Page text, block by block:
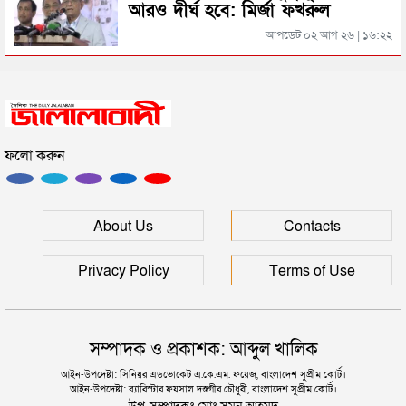
সিলেটের জোড়া ব্রিজের পাশ থেকে আটক ফরহাদ- বাদশা
প্রধানমন্ত্রী
সিলেটে আরও দুইজনের মৃত্যু, হাসপাতালে ৩ শতাধিক
আরও দীর্ঘ হবে: মির্জা ফখরুল
আপডেট ০২ আগ ২৬ | ১৬:২২
ফলো করুন
About Us Contacts
Privacy Policy Terms of Use
সম্পাদক ও প্রকাশক: আব্দুল খালিক
আইন-উপদেষ্টা: সিনিয়র এডভোকেট এ.কে.এম. ফয়েজ, বাংলাদেশ সুপ্রীম কোর্ট।
আইন-উপদেষ্টা: ব্যারিস্টার ফয়সাল দস্তগীর চৌধুরী, বাংলাদেশ সুপ্রীম কোর্ট।